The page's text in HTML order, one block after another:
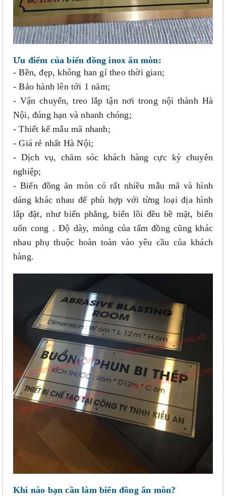
Ưu điểm của biển đồng inox ăn mòn:
- Bền, đẹp, không han gỉ theo thời gian;
- Bảo hành lên tới 1 năm;
- Vận chuyển, treo lắp tận nơi trong nội thành Hà
Nội, đúng hạn và nhanh chóng;
- Thiết kế mẫu mã nhanh;
- Giá rẻ nhất Hà Nội;
- Dịch vụ, chăm sóc khách hàng cực kỳ chuyên
nghiệp;
- Biển đồng ăn mòn có rất nhiều mẫu mã và hình
dáng khác nhau để phù hợp với từng loại địa hình
lắp đặt, như biển phẳng, biển lồi đều bề mặt, biển
uốn cong . Độ dày, mỏng của tấm đồng cũng khác
nhau phụ thuộc hoàn toàn vào yêu cầu của khách
hàng.
Khi nào bạn cần làm biển đồng ăn mòn?